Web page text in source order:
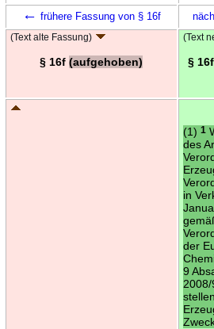
← frühere Fassung von § 16f
(Text alte Fassung)
§ 16f (aufgehoben)
(Text
§ 16f
(1) 1
des
in
der
9